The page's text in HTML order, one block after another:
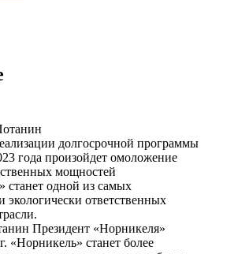
долгосрочной программы
года произойдет омоложение
мощностей
станет одной из самых
экологически ответственных
Президент «Норникеля»
«Норникель» станет более